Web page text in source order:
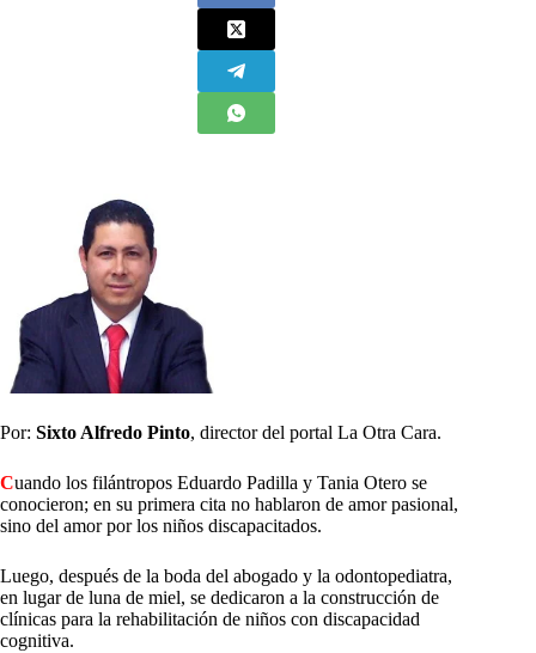
Por: Sixto Alfredo Pinto, director del portal La Otra Cara.
Cuando los filántropos Eduardo Padilla y Tania Otero se
conocieron; en su primera cita no hablaron de amor pasional,
sino del amor por los niños discapacitados.
Luego, después de la boda del abogado y la odontopediatra,
en lugar de luna de miel, se dedicaron a la construcción de
clínicas para la rehabilitación de niños con discapacidad
cognitiva.